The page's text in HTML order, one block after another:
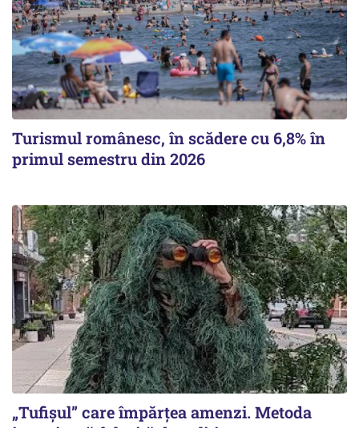
Turismul românesc, în scădere cu 6,8% în
primul semestru din 2026
„Tufișul” care împărțea amenzi. Metoda